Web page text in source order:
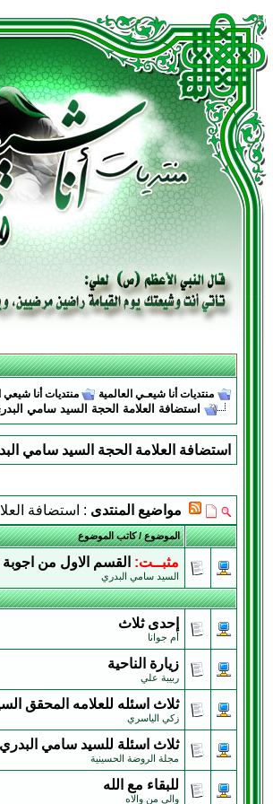
منتديات أنا شيعـي العالمية منتديات أنا شيعي
استضافة العلامة الحجة السيد سامي
استضافة العلامة الحجة السيد سامي
مواضيع المنتدى : استضافة
الموضوع/كاتب الموضوع
مثبــت: القسم الاول من
السيد سامي البدري
إحدى ثلاث
أم جوانا
زيارة الناحية
ربيبة علي
ثلاث اسئله للعلامه المحقق
زكي الياسري
ثلاث اسئلة للسيد سامي البدري
مجلة الروضة الحسينية
للبقاء مع الله
والي من والاه